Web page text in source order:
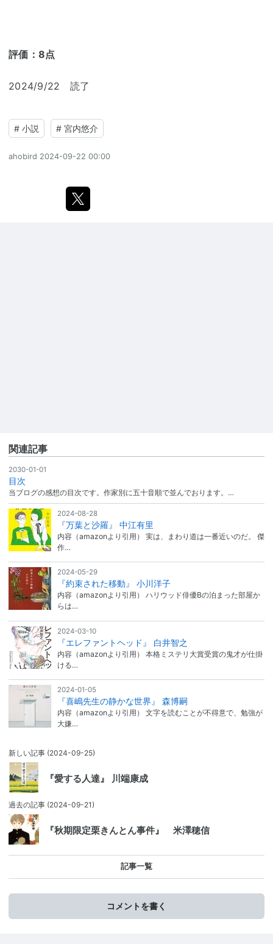
評価：8点
2024/9/22 読了
# 小説 # 宮内悠介
ahobird 2024-09-22 00:00
関連記事
2030-01-01
目次
当ブログの感想の目次です。作家別に五十音順で並んでおります。…
2024-08-28
『万葉と沙羅』 中江有里
内容（amazonより引用） 実は、まわり道は一番近いのだ。 傑
作…
2024-05-29
『約束された移動』 小川洋子
内容（amazonより引用） ハリウッド俳優Bの泊まった部屋か
らは…
2024-03-10
『エレファントヘッド』 白井智之
内容（amazonより引用） 本格ミステリ大賞受賞の鬼才が仕掛
ける…
2024-01-05
『喜嶋先生の静かな世界』 森博嗣
内容（amazonより引用） 文字を読むことが不得意で、勉強が
大嫌…
新しい記事 (2024-09-25)
『愛する人達』 川端康成
過去の記事 (2024-09-21)
『秋期限定栗きんとん事件』 米澤穂信
記事一覧
コメントを書く